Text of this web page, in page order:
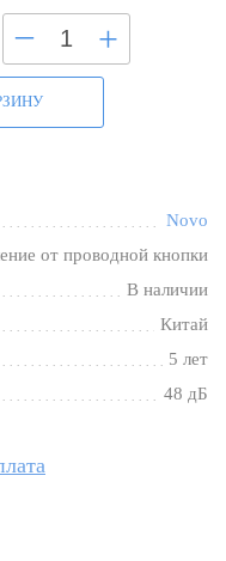
– +
Novo
от проводной кнопки
В наличии
Китай
5 лет
48 дБ